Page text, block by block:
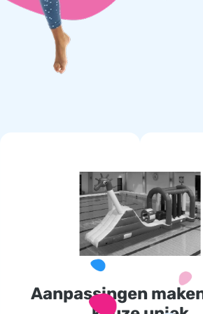
Aanpassingen